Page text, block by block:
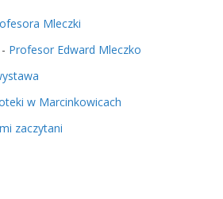
Mleczki
- Profesor Edward Mleczko
w Marcinkowicach
zaczytani